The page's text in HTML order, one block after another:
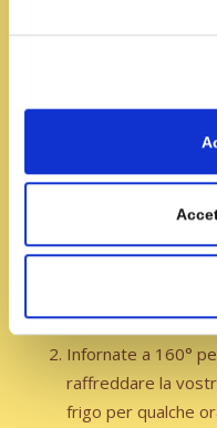
Sbattete i tuorli
mescolate.
e posizionatele
poco di acqua
Infornate a 160°
raffreddare la
frigo per qualche